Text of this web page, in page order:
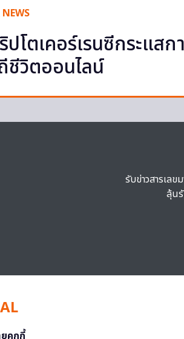
NEWS
ปโตเคอร์เรนซีกระแส
ชีวิตออนไลน์
รับข่าวสารเล
ลุ้น
คุกกี้